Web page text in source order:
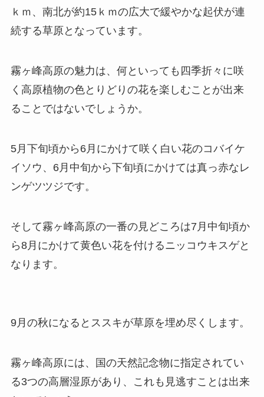
ｋｍ、南北が約15ｋｍの広大で緩やかな起伏が連
続する草原となっています。
霧ヶ峰高原の魅力は、何といっても四季折々に咲
く高原植物の色とりどりの花を楽しむことが出来
ることではないでしょうか。
5月下旬頃から6月にかけて咲く白い花のコバイケ
イソウ、6月中旬から下旬頃にかけては真っ赤なレ
ンゲツツジです。
そして霧ヶ峰高原の一番の見どころは7月中旬頃か
ら8月にかけて黄色い花を付けるニッコウキスゲと
なります。
9月の秋になるとススキが草原を埋め尽くします。
霧ヶ峰高原には、国の天然記念物に指定されてい
る3つの高層湿原があり、これも見逃すことは出来